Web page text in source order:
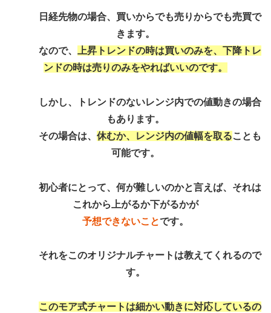
日経先物の場合、買いからでも売りからでも売買で
きます。
なので、
上昇トレンドの時は買いのみを、下降トレ
ンドの時は売りのみをやればいいのです。
しかし、トレンドのないレンジ内での値動きの場合
もあります。
その場合は、 休むか、レンジ内の値幅を取ることも
可能です。
初心者にとって、何が難しいのかと言えば、それは
これから上がるか下がるかが
予想できないことです。
それをこのオリジナルチャートは教えてくれるので
す。
このモア式チャートは細かい動きに対応しているの